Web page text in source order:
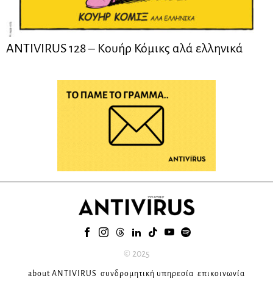
ANTIVIRUS 128 – Kουήρ Κόμικς αλά ελληνικά
© 2025
about ANTIVIRUS συνδρομητική υπηρεσία επικοινωνία